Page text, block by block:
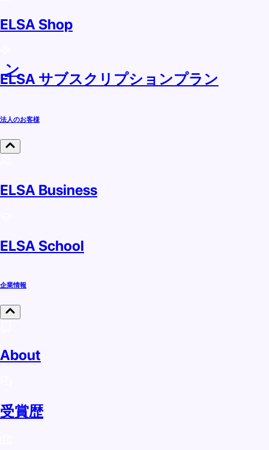
ン
ELSA Shop
ELSA サブスクリプションプラン
法人のお客様
ELSA Business
ELSA School
企業情報
About
受賞歴